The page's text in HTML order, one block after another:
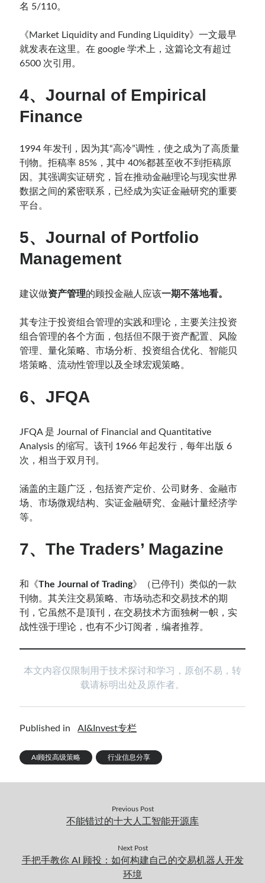
名 5/110。
《Market Liquidity and Funding Liquidity》一文最早
就发表在这里。在 google 学术上，这篇论文有超过
6500 次引用。
4、Journal of Empirical
Finance
1994 年发刊，因为其“高冷”调性，使之成为了高质量
刊物。拒稿率 85%，其中 40%都甚至收不到拒稿原
因。其强调实证研究，旨在推动金融理论与现实世界
数据之间的紧密联系，已经成为实证金融研究的重要
平台。
5、Journal of Portfolio
Management
建议做资产管理的顾投金融人应该一期不落地看。
其专注于投资组合管理的实践和理论，主要关注投资
组合管理的各个方面，包括但不限于资产配置、风险
管理、量化策略、市场分析、投资组合优化、智能贝
塔策略、流动性管理以及全球宏观策略。
6、JFQA
JFQA 是 Journal of Financial and Quantitative
Analysis 的缩写。该刊 1966 年起发行，每年出版 6
次，相当于双月刊。
涵盖的主题广泛，包括资产定价、公司财务、金融市
场、市场微观结构、实证金融研究、金融计量经济学
等。
7、The Traders’ Magazine
和《The Journal of Trading》（已停刊）类似的一款
刊物。其关注交易策略、市场动态和交易技术的期
刊，它虽然不是顶刊，在交易技术方面独树一帜，实
战性强于理论，也有不少订阅者，编者推荐。
本文内容仅限制用于技术探讨和学习，原创不易，转
载请标明出处及原作者。
Published in AI&Invest专栏
AI顾投高级策略 行业信息分享
Previous Post
不能错过的十大人工智能开源库
Next Post
手把手教你 AI 顾投：如何构建自己的交易机器人开发
环境